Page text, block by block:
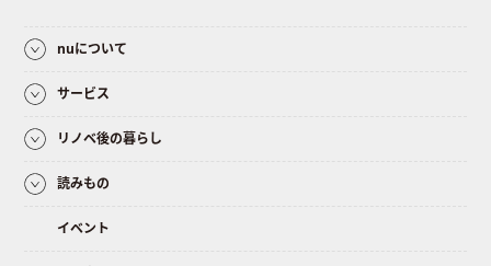
nuについて
サービス
リノベ後の暮らし
読みもの
イベント